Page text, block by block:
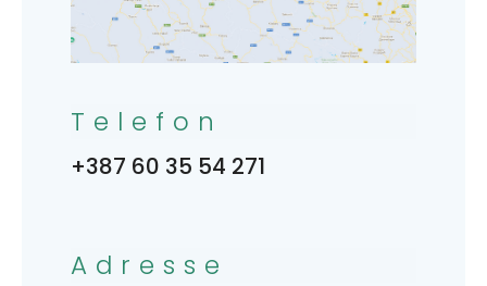
Telefon
+387 60 35 54 271
Adresse